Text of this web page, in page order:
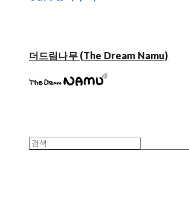
더드림나무 (The Dream Namu)